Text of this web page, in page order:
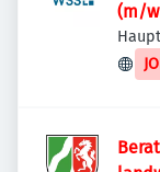
(m/